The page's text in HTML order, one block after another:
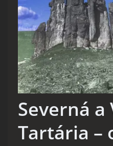
Severná a
Tartária –